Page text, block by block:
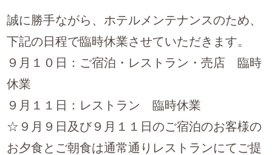
誠に勝手ながら、ホテルメンテナンスのため、
下記の日程で臨時休業させていただきます。
９月１０日：ご宿泊・レストラン・売店 臨時
休業
９月１１日：レストラン 臨時休業
☆９月９日及び９月１１日のご宿泊のお客様の
お夕食とご朝食は通常通りレストランにてご提